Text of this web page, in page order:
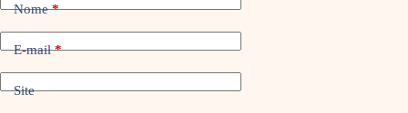
Nome*
E-mail*
Site